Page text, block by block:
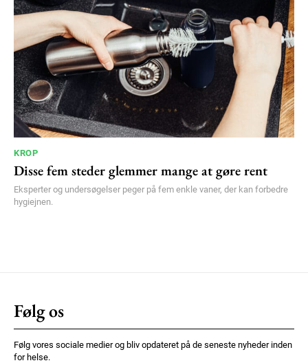
KROP
Disse fem steder glemmer mange at gøre rent
Eksperter og undersøgelser peger på fem enkle vaner, der kan forbedre
hygiejnen.
Følg os
Følg vores sociale medier og bliv opdateret på de seneste nyheder inden
for helse.